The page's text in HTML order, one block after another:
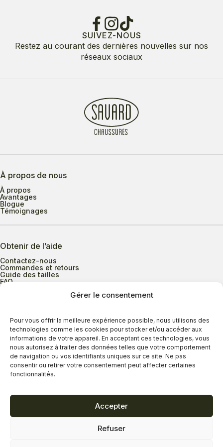
Gérer le consentement
Pour vous offrir la meilleure expérience possible, nous utilisons des
technologies comme les cookies pour stocker et/ou accéder aux
informations de votre appareil. En acceptant ces technologies, vous
nous autorisez à traiter des données telles que votre comportement
de navigation ou vos identifiants uniques sur ce site. Ne pas
consentir ou retirer votre consentement peut affecter certaines
fonctionnalités.
Accepter
Refuser
SUIVEZ-NOUS
Restez au courant des dernières nouvelles sur nos
réseaux sociaux
À propos de nous
À propos
Avantages
Blogue
Témoignages
Obtenir de l’aide
Contactez-nous
Commandes et retours
Guide des tailles
FAQ
Heures d’ouverture
Lundi au mercredi
9h00 à 17h30
Jeudi
9h00 à 20h00
Vendredi
9h00 à 18h00
Dimanche
11h00 à 16h30